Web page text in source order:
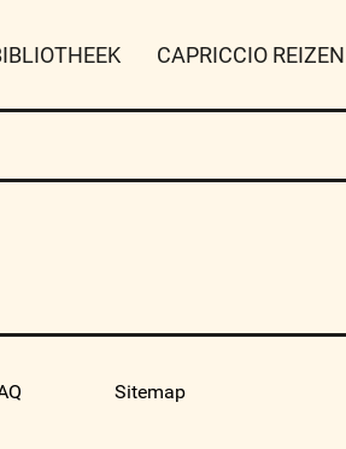
CAPRICCIO REIZEN
Sitemap